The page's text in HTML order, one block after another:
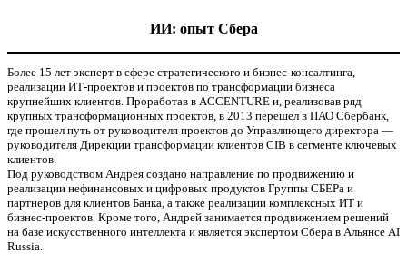
ИИ: опыт Сбера
Более 15 лет эксперт в сфере стратегического и бизнес-консалтинга,
реализации ИТ-проектов и проектов по трансформации бизнеса
крупнейших клиентов. Проработав в ACCENTURE и, реализовав ряд
крупных трансформационных проектов, в 2013 перешел в ПАО Сбербанк,
где прошел путь от руководителя проектов до Управляющего директора —
руководителя Дирекции трансформации клиентов CIB в сегменте ключевых
клиентов.
Под руководством Андрея создано направление по продвижению и
реализации нефинансовых и цифровых продуктов Группы СБЕРа и
партнеров для клиентов Банка, а также реализации комплексных ИТ и
бизнес-проектов. Кроме того, Андрей занимается продвижением решений
на базе искусственного интеллекта и является экспертом Сбера в Альянсе AI
Russia.